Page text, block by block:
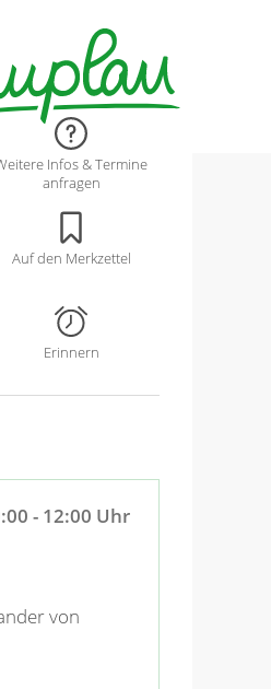
Infos & Termine
anfragen
Auf den Merkzettel
Erinnern
- 12:00 Uhr
von